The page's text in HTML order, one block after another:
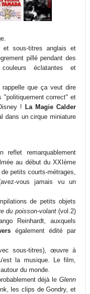
et sous-titres anglais et
pillé pendant des
éclatantes et
que ça veut dire
"politiquement correct" et
! La Magie Calder
dans un cirque miniature
remarquablement
au début du XXIème
petits courts-métrages,
vous jamais vu un
de petits objets
du poisson-volant(vol.2)
Reinhardt, auxquels
également édité par
sous-titres), œuvre à
la musique. Le film,
du monde.
déjà le Glenn
les clips de Gondry, et